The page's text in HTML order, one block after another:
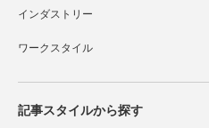
インダストリー
ワークスタイル
記事スタイルから探す